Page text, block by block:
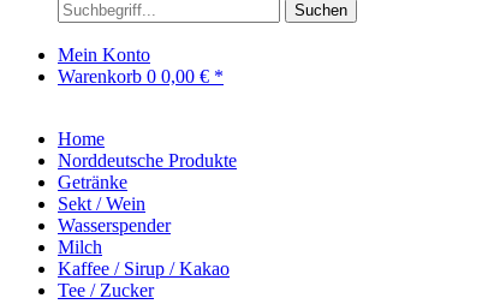
Suchen
Mein Konto
Warenkorb 0 0,00 € *
Home
Norddeutsche Produkte
Getränke
Sekt / Wein
Wasserspender
Milch
Kaffee / Sirup / Kakao
Tee / Zucker